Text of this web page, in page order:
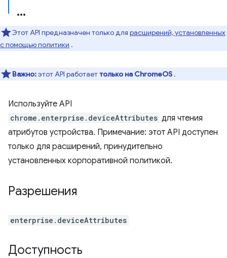
Этот API предназначен только для расширений, установленных
с помощью политики .
Важно:этот API работаеттолько на ChromeOS .
Используйте API
chrome.enterprise.deviceAttributes для чтения
атрибутов устройства. Примечание: этот API доступен
только для расширений, принудительно
установленных корпоративной политикой.
Разрешения
enterprise.deviceAttributes
Доступность